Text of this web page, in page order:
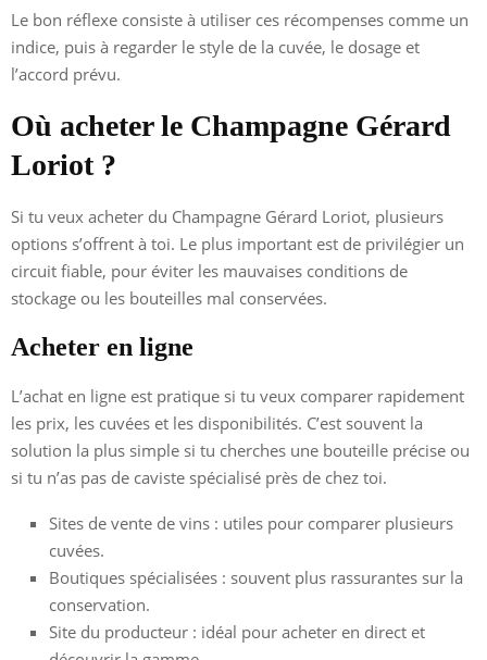
Le bon réflexe consiste à utiliser ces récompenses comme un
indice, puis à regarder le style de la cuvée, le dosage et
l’accord prévu.
Où acheter le Champagne Gérard
Loriot ?
Si tu veux acheter du Champagne Gérard Loriot, plusieurs
options s’offrent à toi. Le plus important est de privilégier un
circuit fiable, pour éviter les mauvaises conditions de
stockage ou les bouteilles mal conservées.
Acheter en ligne
L’achat en ligne est pratique si tu veux comparer rapidement
les prix, les cuvées et les disponibilités. C’est souvent la
solution la plus simple si tu cherches une bouteille précise ou
si tu n’as pas de caviste spécialisé près de chez toi.
Sites de vente de vins : utiles pour comparer plusieurs
cuvées.
Boutiques spécialisées : souvent plus rassurantes sur la
conservation.
Site du producteur : idéal pour acheter en direct et